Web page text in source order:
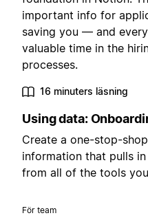
important info for
saving you — and
valuable time in the
processes.
16 minuters läsning
Using data:
Create a one-stop-
information that pulls
from all of the tools
För team